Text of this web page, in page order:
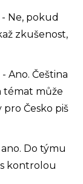
- Ne, pokud
zkušenost,
- Ano. Čeština
témat může
Česko piš
Do týmu
kontrolou